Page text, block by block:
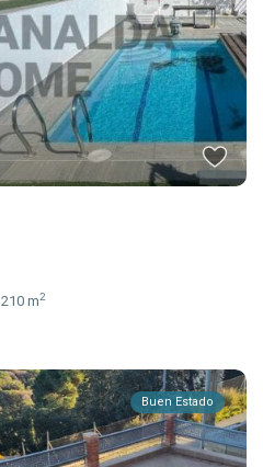
210 m2
Buen Estado